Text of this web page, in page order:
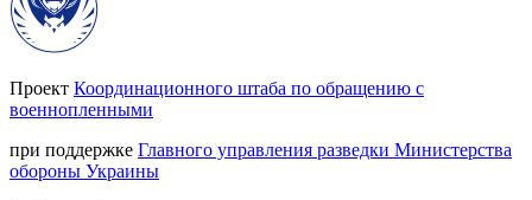
Проект Координационного штаба по обращению с
военнопленными
при поддержке Главного управления разведки Министерства
обороны Украины